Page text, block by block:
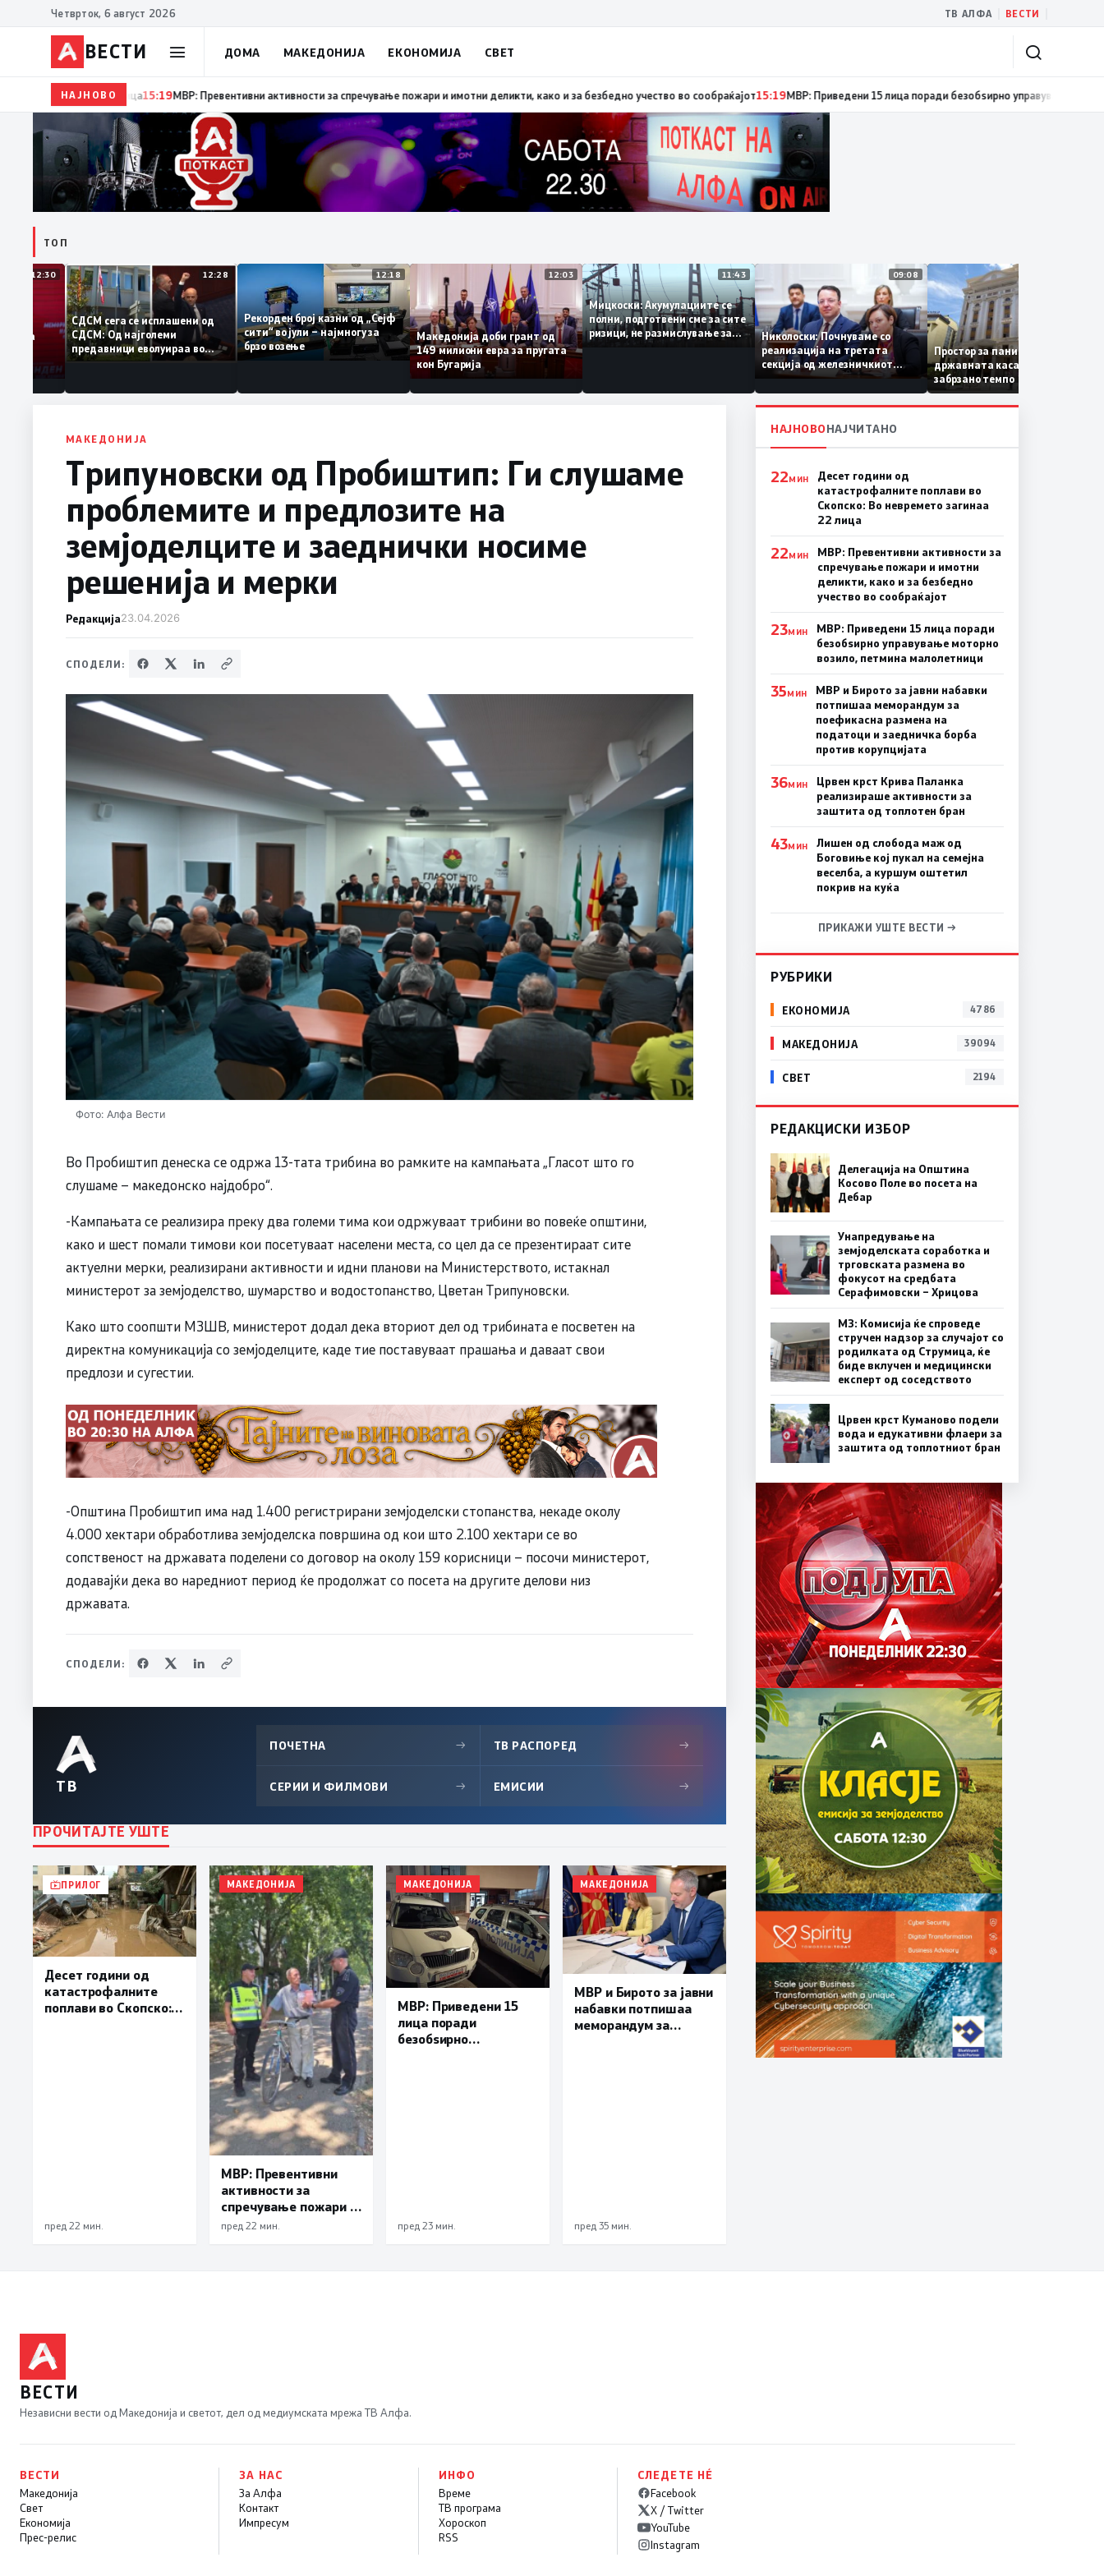
Четврток, 6 август 2026 ТВ АЛФА ВЕСТИ
ВЕСТИ ДОМА МАКЕДОНИЈА ЕКОНОМИЈА СВЕТ
НАЈНОВО15:20Десет години од катастрофалните поплави во Скопско: Во невремето загинаа 22 лица15:19МВР: Превентивни активности за спречување пожари и имотни деликти, како и за безбедно
ТОП
12:30
на
12:28
СДСМ сега се исплашени од
СДСМ: Од најголеми
предавници еволуираа во
најголеми патриоти
12:18
Рекорден број казни од „Сејф
сити“ во јули – најмногу за
брзо возење
12:03
Македонија доби грант од
149 милиони евра за пругата
кон Бугарија
11:43
Мицкоски: Акумулациите се
полни, подготвени сме за сите
ризици, не размислување за
поскапување на струјата
09:08
Николоски: Почнуваме со
реализација на третата
секција од железничкиот
Коридор 8, Македонија
станува раскрсница на
Балканот
Простор за паника нема –
државната каса се полни со
забрзано темпо
МАКЕДОНИЈА
Трипуновски од Пробиштип: Ги слушаме
проблемите и предлозите на
земјоделците и заеднички носиме
решенија и мерки
Редакција23.04.2026
СПОДЕЛИ:
Фото: Алфа Вести
Во Пробиштип денеска се одржа 13-тата трибина во рамките на кампањата „Гласот што го
слушаме – македонско најдобро“.
-Кампањата се реализира преку два големи тима кои одржуваат трибини во повеќе општини,
како и шест помали тимови кои посетуваат населени места, со цел да се презентираат сите
актуелни мерки, реализирани активности и идни планови на Министерството, истакнал
министерот за земјоделство, шумарство и водостопанство, Цветан Трипуновски.
Како што соопшти МЗШВ, министерот додал дека вториот дел од трибината е посветен на
директна комуникација со земјоделците, каде тие поставуваат прашања и даваат свои
предлози и сугестии.
-Општина Пробиштип има над 1.400 регистрирани земјоделски стопанства, некаде околу
4.000 хектари обработлива земјоделска површина од кои што 2.100 хектари се во
сопственост на државата поделени со договор на околу 159 корисници – посочи министерот,
додавајќи дека во наредниот период ќе продолжат со посета на другите делови низ
државата.
СПОДЕЛИ:
ТВ
ПОЧЕТНА → ТВ РАСПОРЕД →
СЕРИИ И ФИЛМОВИ → ЕМИСИИ →
ПРОЧИТАЈТЕ УШТЕ
ПРИЛОГ
Десет години од
катастрофалните
поплави во Скопско:
пред 22 мин.
МАКЕДОНИЈА
МВР: Превентивни
активности за
спречување пожари и
имотни деликти, како
пред 22 мин.
МАКЕДОНИЈА
МВР: Приведени 15
лица поради
безобѕирно
пред 23 мин.
МАКЕДОНИЈА
МВР и Бирото за јавни
набавки потпишаа
меморандум за
пред 35 мин.
НАЈНОВОНАЈЧИТАНО
22МИН
Десет години од
катастрофалните поплави во
Скопско: Во невремето загинаа
22 лица
22МИН
МВР: Превентивни активности за
спречување пожари и имотни
деликти, како и за безбедно
учество во сообраќајот
23МИН
МВР: Приведени 15 лица поради
безобѕирно управување моторно
возило, петмина малолетници
35МИН
МВР и Бирото за јавни набавки
потпишаа меморандум за
поефикасна размена на
податоци и заедничка борба
против корупцијата
36МИН
Црвен крст Крива Паланка
реализираше активности за
заштита од топлотен бран
43МИН
Лишен од слобода маж од
Боговиње кој пукал на семејна
веселба, а куршум оштетил
покрив на куќа
ПРИКАЖИ УШТЕ ВЕСТИ →
РУБРИКИ
ЕКОНОМИЈА 4786
МАКЕДОНИЈА 39094
СВЕТ 2194
РЕДАКЦИСКИ ИЗБОР
Делегација на Општина
Косово Поле во посета на
Дебар
Унапредување на
земјоделската соработка и
трговската размена во
фокусот на средбата
Серафимовски – Хрицова
МЗ: Комисија ќе спроведе
стручен надзор за случајот со
родилката од Струмица, ќе
биде вклучен и медицински
експерт од соседството
Црвен крст Куманово подели
вода и едукативни флаери за
заштита од топлотниот бран
ВЕСТИ
Независни вести од Македонија и светот, дел од медиумската мрежа ТВ Алфа.
ВЕСТИ
Македонија
Свет
Економија
Прес-релис
ЗА НАС
За Алфа
Контакт
Импресум
ИНФО
Време
ТВ програма
Хороскоп
RSS
СЛЕДЕТЕ НÉ
Facebook
X / Twitter
YouTube
Instagram